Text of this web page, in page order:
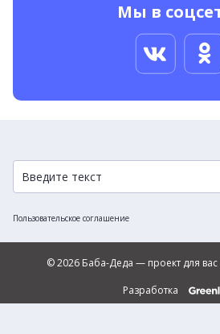
Мы в
Пользовательское соглашение
© 2026 Баба-Деда — проект для
Разработка